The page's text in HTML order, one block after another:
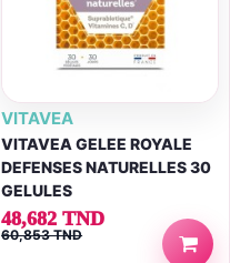
VITAVEA
VITAVEA GELEE ROYALE
DEFENSES NATURELLES 30
GELULES
48,682 TND
60,853 TND